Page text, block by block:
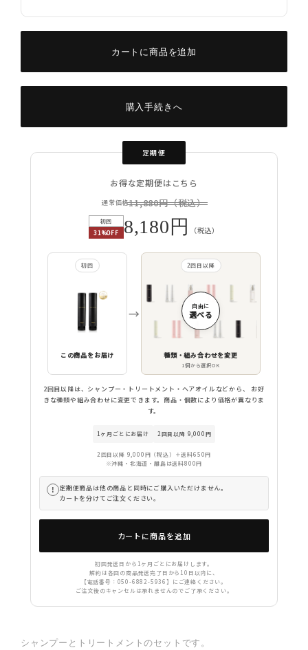
カートに商品を追加
購入手続きへ
定期便
お得な定期便はこちら
通常価格11,880円（税込）
初回
31%OFF
8,180円 （税込）
初回
この商品をお届け
→
2回目以降
自由に
選べる
種類・組み合わせを変更
1個から選択OK
2回目以降は、シャンプー・トリートメント・ヘアオイルなどから、 お好
きな種類や組み合わせに変更できます。商品・個数により価格が異なりま
す。
1ヶ月ごとにお届け 2回目以降 9,000円
2回目以降 9,000円（税込）＋送料650円
※沖縄・北海道・離島は送料800円
!
定期便商品は他の商品と同時にご購入いただけません。
カートを分けてご注文ください。
カートに商品を追加
初回発送日から1ヶ月ごとにお届けします。
解約は各回の商品発送完了日から10日以内に、
【電話番号：050-6882-5936】にご連絡ください。
ご注文後のキャンセルは承れませんのでご了承ください。
シャンプーとトリートメントのセットです。